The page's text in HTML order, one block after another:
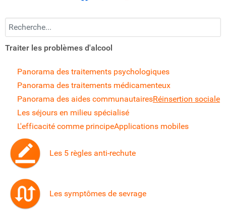
Recherchez...
Traiter les problèmes d'alcool
Panorama des traitements psychologiques
Panorama des traitements médicamenteux
Panorama des aides communautairesRéinsertion sociale
Les séjours en milieu spécialisé
L'efficacité comme principeApplications mobiles
Les 5 règles anti-rechute
Les symptômes de sevrage